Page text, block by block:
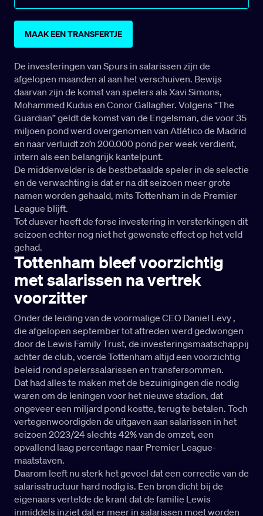
MAAK EEN TRANSFERTJE
De investeringen van Spurs in salarissen zijn de
afgelopen maanden al aan het verschuiven. Bewijs
daarvan zijn de komst van spelers als Xavi Simons,
Mohammed Kudus en Conor Gallagher. Volgens “The
Guardian” geldt de komst van de Engelsman, die voor 35
miljoen pond werd overgenomen van Atlético de Madrid
en naar verluidt zo’n 200.000 pond per week verdient,
intern als een belangrijk kantelpunt.
De middenvelder is de bestbetaalde speler in de selectie
en de verwachting is dat er na dit seizoen meer grote
namen worden gehaald, mits Tottenham in de Premier
League blijft.
Tot dusver heeft de forse investering in versterkingen dit
seizoen echter nog niet het gewenste effect op het veld
gehad.
Tottenham bleef voorzichtig
met salarissen na vertrek
voorzitter
Onder de leiding van de voormalige CEO Daniel Levy ,
die afgelopen september tot aftreden werd gedwongen
door de Lewis Family Trust, de investeringsmaatschappij
achter de club, voerde Tottenham altijd een voorzichtig
beleid rond spelerssalarissen en transfersommen.
Dat had alles te maken met de bezuinigingen die nodig
waren om de leningen voor het nieuwe stadion, dat
ongeveer een miljard pond kostte, terug te betalen. Toch
vertegenwoordigden de uitgaven aan salarissen in het
seizoen 2023/24 slechts 42% van de omzet, een
opvallend laag percentage naar Premier League-
maatstaven.
Daarom leeft nu sterk het gevoel dat een correctie van de
salarisstructuur hard nodig is. Een bron dicht bij de
eigenaars vertelde de krant dat de familie Lewis
inmiddels inziet dat er meer in salarissen moet worden